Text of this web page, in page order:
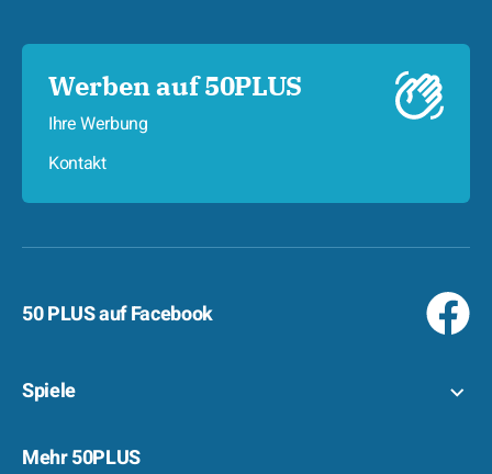
Werben auf 50PLUS
Ihre Werbung
Kontakt
50 PLUS auf Facebook
Spiele
Mehr 50PLUS